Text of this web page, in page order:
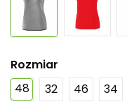
Rozmiar
48
32 46 34